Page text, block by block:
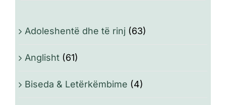
Adoleshentë dhe të rinj (63)
Anglisht (61)
Biseda & Letërkëmbime (4)